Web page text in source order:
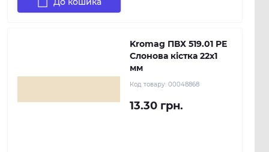
Kromag ПВХ 519.01 РЕ
Слонова кістка 22х1
мм
Код товару: 00048868
13.30 грн.